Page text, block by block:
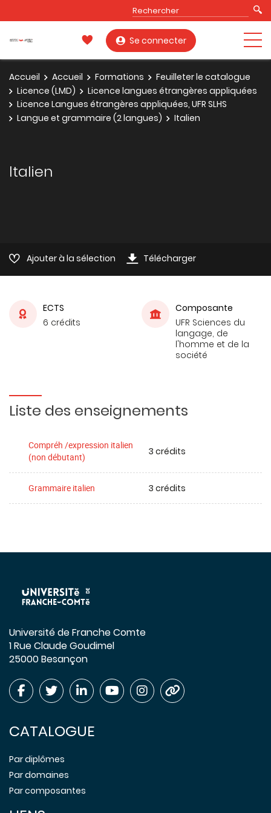
Se connecter
Accueil Accueil Formations
Feuilleter le catalogue
Licence (LMD)
Licence langues étrangères appliquées
Licence Langues étrangères appliquées, UFR SLHS
Langue et grammaire (2 langues)
Italien
Italien
Ajouter à la sélection Télécharger
ECTS
6 crédits
Composante
UFR Sciences du
langage, de
l'homme et de la
société
Liste des enseignements
Compréh /expression italien
(non débutant)
3 crédits
Grammaire italien 3 crédits
Université de Franche Comte
1 Rue Claude Goudimel
25000 Besançon
CATALOGUE
Par diplômes
Par domaines
Par composantes